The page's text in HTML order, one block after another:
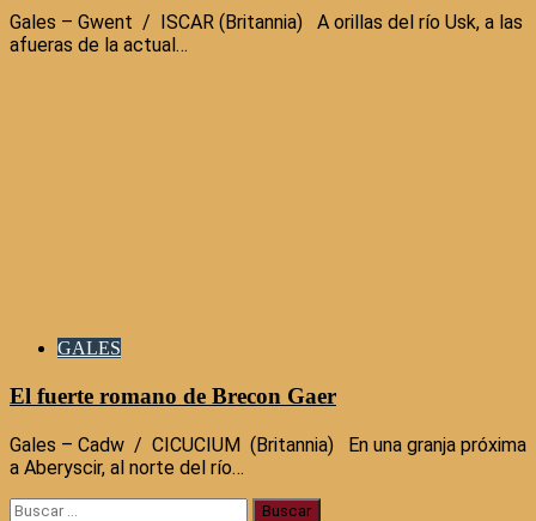
Gales – Gwent / ISCAR (Britannia) A orillas del río Usk, a las
afueras de la actual…
GALES
El fuerte romano de Brecon Gaer
Gales – Cadw / CICUCIUM (Britannia) En una granja próxima
a Aberyscir, al norte del río…
Buscar: